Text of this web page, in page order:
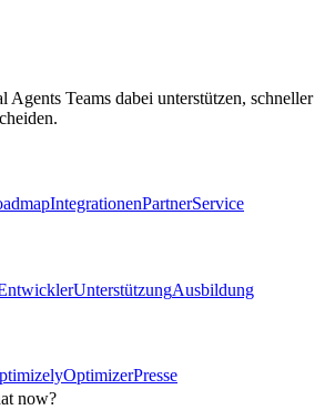
Agents Teams dabei unterstützen, schneller
IntegrationenPartnerService
UnterstützungAusbildung
OptimizerPresse
now?